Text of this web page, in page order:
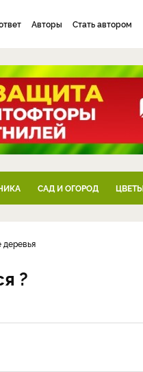
Авторы Стать автором
САД И ОГОРОД
?